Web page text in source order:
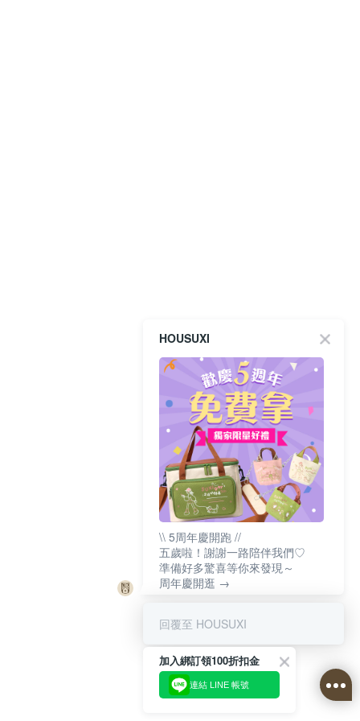
HOUSUXI
\\ 5周年慶開跑 //
五歲啦！謝謝一路陪伴我們♡
準備好多驚喜等你來發現～
周年慶開逛 →
回覆至 HOUSUXI
加入綁訂領100折扣金
連結 LINE 帳號